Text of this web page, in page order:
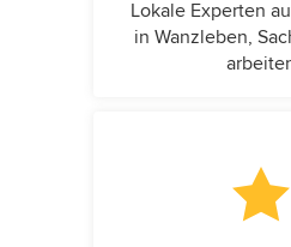
Lokale Experten
in Wanzleben,